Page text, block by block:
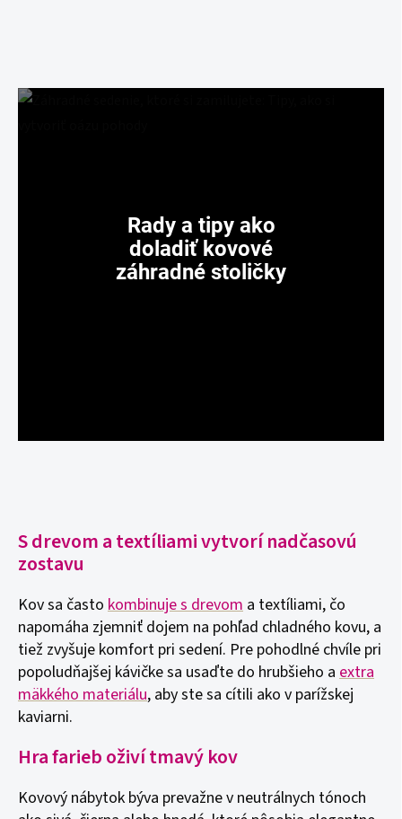
Rady a tipy ako
doladiť kovové
záhradné stoličky
S drevom a textíliami vytvorí nadčasovú
zostavu
Kov sa často kombinuje s drevom a textíliami, čo
napomáha zjemniť dojem na pohľad chladného kovu, a
tiež zvyšuje komfort pri sedení. Pre pohodlné chvíle pri
popoludňajšej kávičke sa usaďte do hrubšieho a extra
mäkkého materiálu, aby ste sa cítili ako v parížskej
kaviarni.
Hra farieb oživí tmavý kov
Kovový nábytok býva prevažne v neutrálnych tónoch